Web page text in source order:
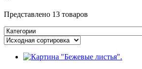
Представлено 13 товаров